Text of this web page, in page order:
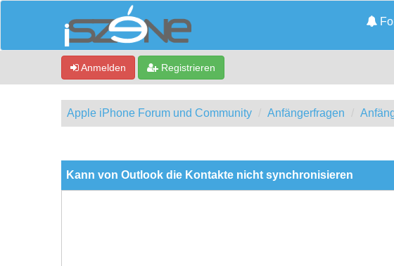
Anmelden Registrieren
Apple iPhone Forum und Community Anfängerfragen
Kann von Outlook die Kontakte nicht synchronisieren